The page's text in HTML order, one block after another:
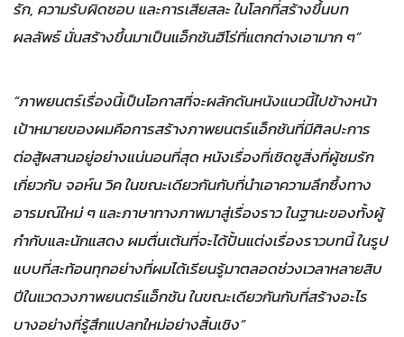
รัก, ความรับผิดชอบ และการเสียสละ ในโลกที่สร้างขึ้นบท
ผลลัพธ์ นั่นสร้างขึ้นมาเป็นแอ็กชันฮีโร่ที่แตกต่างเอามาก ๆ”
“ภาพยนตร์เรื่องนี้เป็นโอกาสที่จะผลักดันหนังแนวนี้ไปข้างหน้า
เป้าหมายของผมคือการสร้างภาพยนตร์แอ็กชันที่มีศิลปะการ
ต่อสู้ผสานอยู่อย่างแน่นอนที่สุด หนังเรื่องที่เชิดชูสิ่งที่ผู้ชมรัก
เกี่ยวกับ จอห์น วิค ในขณะเดียวกันกับที่นำเอาความลึกซึ้งทาง
อารมณ์ใหม่ ๆ และภาษาทางภาพมาสู่เรื่องราว ในฐานะของทั้งผู้
กำกับและนักแสดง ผมตื่นเต้นที่จะได้ปั้นแต่งเรื่องราวบทนี้ ในรูป
แบบที่สะท้อนทุกอย่างที่ผมได้เรียนรู้มาตลอดช่วงเวลาหลายสิบ
ปีในแวดวงภาพยนตร์แอ็กชัน ในขณะเดียวกันกับที่สร้างอะไร
บางอย่างที่รู้สึกแปลกใหม่อย่างสิ้นเชิง”